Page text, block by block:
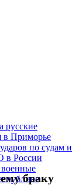
русские
в Приморье
по судам и
в России
браку